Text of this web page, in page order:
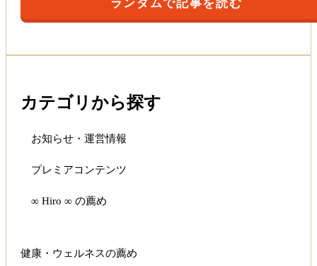
ランダムで記事を読む
カテゴリから探す
お知らせ・運営情報
プレミアコンテンツ
∞ Hiro ∞ の薦め
健康・ウェルネスの薦め